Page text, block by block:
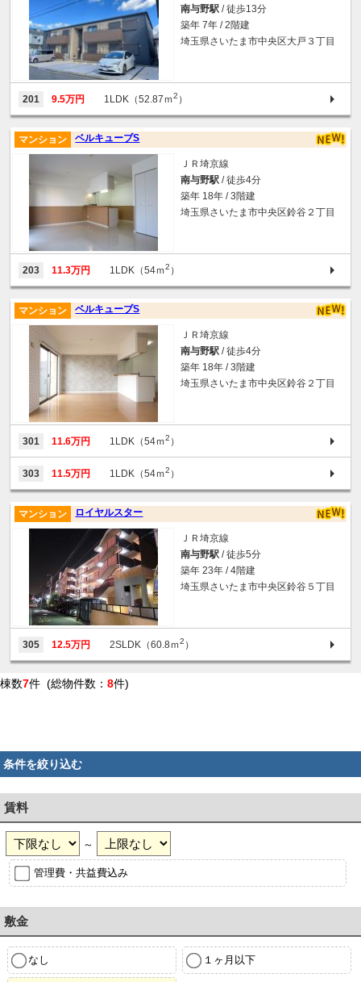
南与野駅 / 徒歩13分
築年 7年 / 2階建
埼玉県さいたま市中央区大戸３丁目
201 9.5万円 1LDK（52.87ｍ2 ）
ベルキューブS
マンション
ＪＲ埼京線
南与野駅 / 徒歩4分
築年 18年 / 3階建
埼玉県さいたま市中央区鈴谷２丁目
203 11.3万円 1LDK（54ｍ2 ）
ベルキューブS
マンション
ＪＲ埼京線
南与野駅 / 徒歩4分
築年 18年 / 3階建
埼玉県さいたま市中央区鈴谷２丁目
301 11.6万円 1LDK（54ｍ2 ）
303 11.5万円 1LDK（54ｍ2 ）
ロイヤルスター
マンション
ＪＲ埼京線
南与野駅 / 徒歩5分
築年 23年 / 4階建
埼玉県さいたま市中央区鈴谷５丁目
305 12.5万円 2SLDK（60.8ｍ2 ）
棟数7件 (総物件数： 8件)
条件を絞り込む
賃料
～
管理費・共益費込み
敷金
なし １ヶ月以下